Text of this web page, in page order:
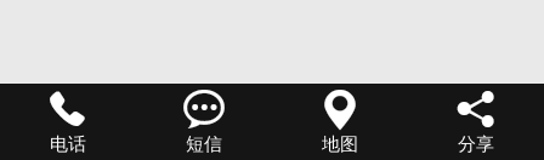

电话

短信

地图

分享